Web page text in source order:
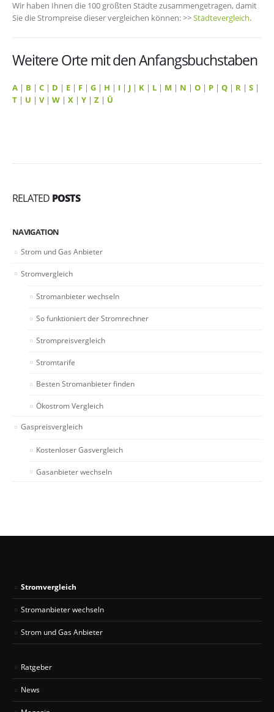
Wir haben Ihnen die 100 größten Städte zusammengetragen, damit
Sie die Strompreise dieser vergleichen können: >>Städtevergleich.
Weitere Orte mit den Anfangsbuchstaben
A | B | C | D | E | F | G | H | I | J | K | L | M | N | O | P | Q | R | S |
T | U | V| W | X | Y | Z | Ü
RELATED POSTS
NAVIGATION
Strom und Gas Anbieter
Stromvergleich
Stromanbieter wechseln
So funktioniert der Stromrechner
Strompreisvergleich
Stromtarife
Besten Stromanbieter finden
Ökostrom Vergleich
Gaspreisvergleich
Kostenloser Gasvergleich
Gasanbieter wechseln
Stromvergleich
Stromanbieter wechseln
Strom und Gas Anbieter
Ratgeber
News